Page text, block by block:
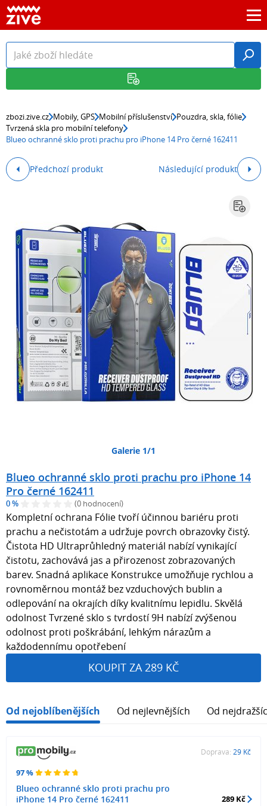
zbozi.zive.cz Mobily, GPS Mobilní příslušenství Pouzdra, skla, fólie
Tvrzená skla pro mobilní telefony
Blueo ochranné sklo proti prachu pro iPhone 14 Pro černé 162411
Předchozí produkt Následující produkt
Galerie 1/1
Blueo ochranné sklo proti prachu pro iPhone 14
Pro černé 162411
0 % (0 hodnocení)
Kompletní ochrana Fólie tvoří účinnou bariéru proti
prachu a nečistotám a udržuje povrch obrazovky čistý.
Čistota HD Ultraprůhledný materiál nabízí vynikající
čistotu, zachovává jas a přirozenost zobrazovaných
barev. Snadná aplikace Konstrukce umožňuje rychlou a
rovnoměrnou montáž bez vzduchových bublin a
odlepování na okrajích díky kvalitnímu lepidlu. Skvělá
odolnost Tvrzené sklo s tvrdostí 9H nabízí zvýšenou
odolnost proti poškrábání, lehkým nárazům a
každodennímu opotřebení
KOUPIT ZA 289 KČ
Od nejoblíbenějších Od nejlevnějších Od
97 %
Blueo ochranné sklo proti prachu pro
iPhone 14 Pro černé 162411
Doprava: 29 Kč
289 Kč